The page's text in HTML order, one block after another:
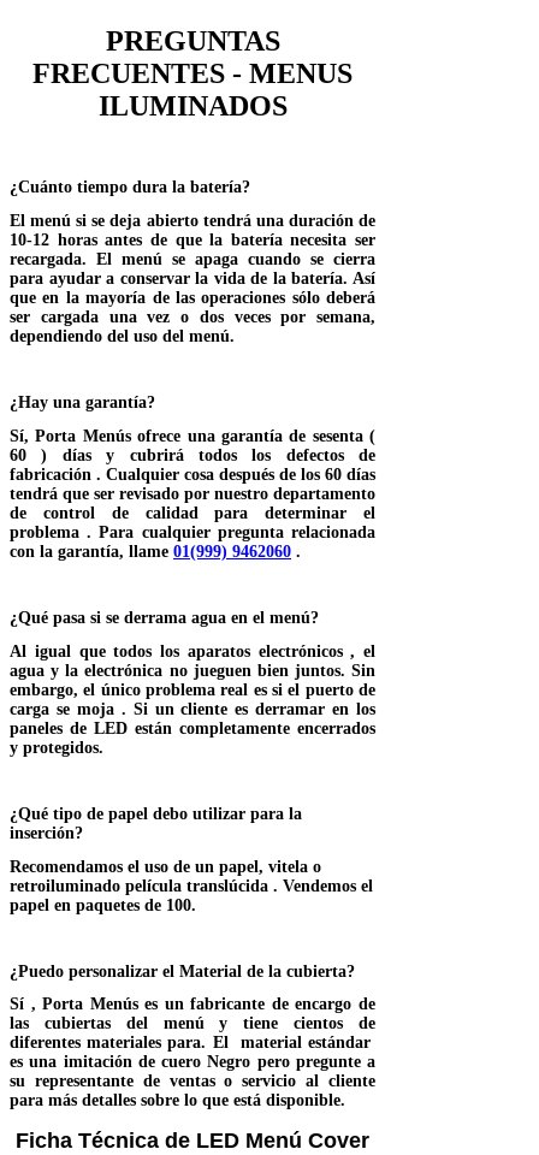
PREGUNTAS
FRECUENTES - MENUS
ILUMINADOS
¿Cuánto tiempo dura la batería?
El menú si se deja abierto tendrá una duración de
10-12 horas antes de que la batería necesita ser
recargada. El menú se apaga cuando se cierra
para ayudar a conservar la vida de la batería. Así
que en la mayoría de las operaciones sólo deberá
ser cargada una vez o dos veces por semana,
dependiendo del uso del menú.
¿Hay una garantía?
Sí, Porta Menús ofrece una garantía de sesenta (
60 ) días y cubrirá todos los defectos de
fabricación . Cualquier cosa después de los 60 días
tendrá que ser revisado por nuestro departamento
de control de calidad para determinar el
problema . Para cualquier pregunta relacionada
con la garantía, llame 01(999) 9462060 .
¿Qué pasa si se derrama agua en el menú?
Al igual que todos los aparatos electrónicos , el
agua y la electrónica no jueguen bien juntos. Sin
embargo, el único problema real es si el puerto de
carga se moja . Si un cliente es derramar en los
paneles de LED están completamente encerrados
y protegidos.
¿Qué tipo de papel debo utilizar para la
inserción?
Recomendamos el uso de un papel, vitela o
retroiluminado película translúcida . Vendemos el
papel en paquetes de 100.
¿Puedo personalizar el Material de la cubierta?
Sí , Porta Menús es un fabricante de encargo de
las cubiertas del menú y tiene cientos de
diferentes materiales para. El material estándar
es una imitación de cuero Negro pero pregunte a
su representante de ventas o servicio al cliente
para más detalles sobre lo que está disponible.
Ficha Técnica de LED Menú Cover